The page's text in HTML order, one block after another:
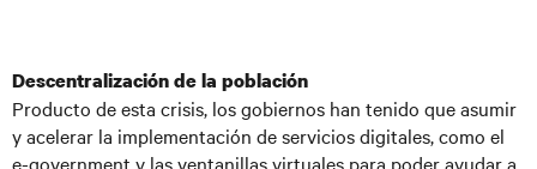
Descentralización de la población
Producto de esta crisis, los gobiernos han tenido que asumir
y acelerar la implementación de servicios digitales, como el
e-government y las ventanillas virtuales para poder ayudar a